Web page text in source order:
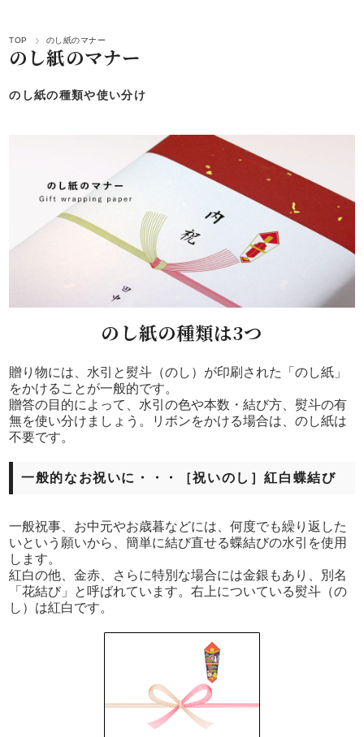
TOP のし紙のマナー
のし紙のマナー
のし紙の種類や使い分け
のし紙の種類は3つ
贈り物には、水引と熨斗（のし）が印刷された「のし紙」
をかけることが一般的です。
贈答の目的によって、水引の色や本数・結び方、熨斗の有
無を使い分けましょう。リボンをかける場合は、のし紙は
不要です。
一般的なお祝いに・・・［祝いのし］紅白蝶結び
一般祝事、お中元やお歳暮などには、何度でも繰り返した
いという願いから、簡単に結び直せる蝶結びの水引を使用
します。
紅白の他、金赤、さらに特別な場合には金銀もあり、別名
「花結び」と呼ばれています。右上についている熨斗（の
し）は紅白です。